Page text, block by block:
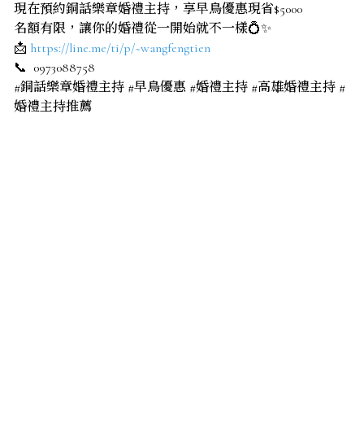
現在預約銅話樂章婚禮主持，享早鳥優惠現省$5000
名額有限，讓你的婚禮從一開始就不一樣💍✨
📩 https://line.me/ti/p/~wangfengtien
📞 0973088758
#銅話樂章婚禮主持 #早鳥優惠 #婚禮主持 #高雄婚禮主持 #
婚禮主持推薦